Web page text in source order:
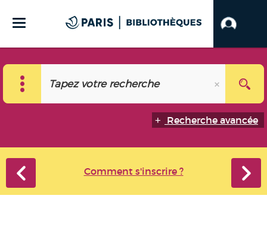
Recherche avancée
Comment s'inscrire ?